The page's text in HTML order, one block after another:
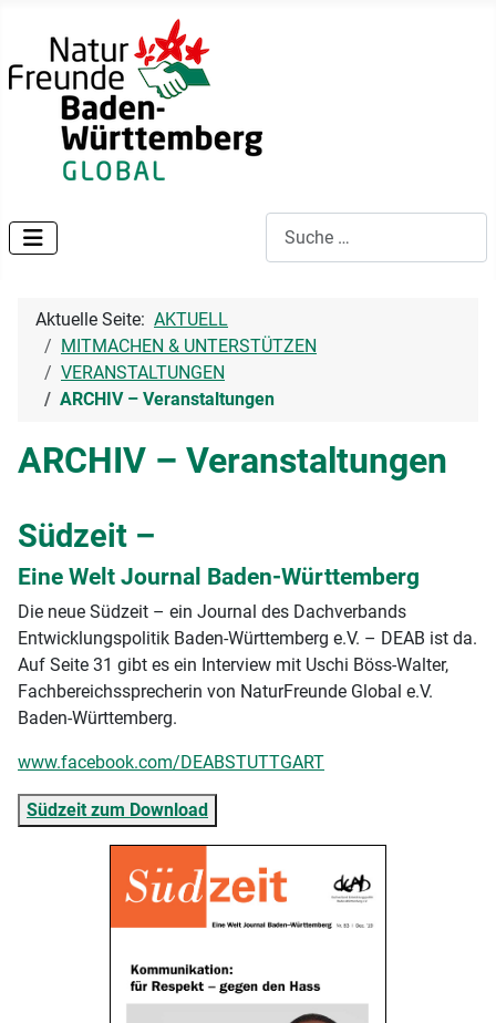
Aktuelle Seite: AKTUELL
MITMACHEN & UNTERSTÜTZEN
VERANSTALTUNGEN
ARCHIV – Veranstaltungen
ARCHIV – Veranstaltungen
Südzeit –
Eine Welt Journal Baden-Württemberg
Die neue Südzeit – ein Journal des Dachverbands
Entwicklungspolitik Baden-Württemberg e.V. – DEAB ist da.
Auf Seite 31 gibt es ein Interview mit Uschi Böss-Walter,
Fachbereichssprecherin von NaturFreunde Global e.V.
Baden-Württemberg.
www.facebook.com/DEABSTUTTGART
Südzeit zum Download